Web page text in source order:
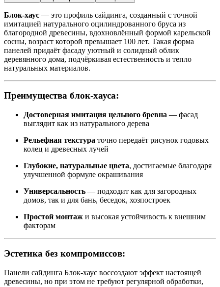
Блок-хаус — это профиль сайдинга, созданный с точной
имитацией натурального оцилиндрованного бруса из
благородной древесины, вдохновлённый формой карельской
сосны, возраст которой превышает 100 лет. Такая форма
панелей придаёт фасаду уютный и солидный облик
деревянного дома, подчёркивая естественность и тепло
натуральных материалов.
Преимущества блок-хауса:
Достоверная имитация цельного бревна — фасад
выглядит как из натурального дерева
Рельефная текстура точно передаёт рисунок годовых
колец и древесных лучей
Глубокие, натуральные цвета, достигаемые благодаря
улучшенной формуле окрашивания
Универсальность — подходит как для загородных
домов, так и для бань, беседок, хозпостроек
Простой монтаж и высокая устойчивость к внешним
факторам
Эстетика без компромиссов:
Панели сайдинга Блок-хаус воссоздают эффект настоящей
древесины, но при этом не требуют регулярной обработки,